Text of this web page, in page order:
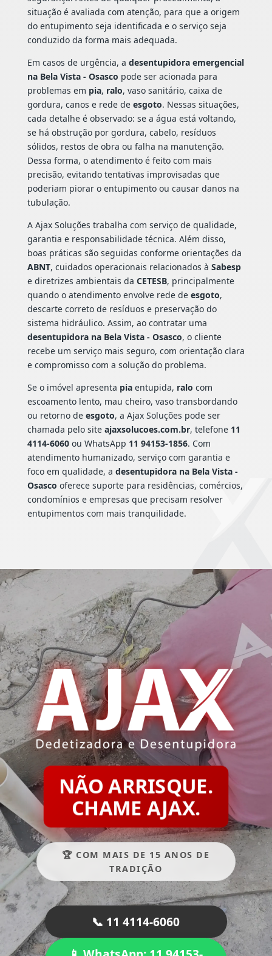
situação é avaliada com atenção, para que a origem
do entupimento seja identificada e o serviço seja
conduzido da forma mais adequada.
Em casos de urgência, a desentupidora emergencial
na Bela Vista - Osasco pode ser acionada para
problemas em pia, ralo, vaso sanitário, caixa de
gordura, canos e rede de esgoto. Nessas situações,
cada detalhe é observado: se a água está voltando,
se há obstrução por gordura, cabelo, resíduos
sólidos, restos de obra ou falha na manutenção.
Dessa forma, o atendimento é feito com mais
precisão, evitando tentativas improvisadas que
poderiam piorar o entupimento ou causar danos na
tubulação.
A Ajax Soluções trabalha com serviço de qualidade,
garantia e responsabilidade técnica. Além disso,
boas práticas são seguidas conforme orientações da
ABNT, cuidados operacionais relacionados à Sabesp
e diretrizes ambientais da CETESB, principalmente
quando o atendimento envolve rede de esgoto,
descarte correto de resíduos e preservação do
sistema hidráulico. Assim, ao contratar uma
desentupidora na Bela Vista - Osasco, o cliente
recebe um serviço mais seguro, com orientação clara
e compromisso com a solução do problema.
Se o imóvel apresenta piaentupida, ralo com
escoamento lento, mau cheiro, vaso transbordando
ou retorno de esgoto, a Ajax Soluções pode ser
chamada pelo site ajaxsolucoes.com.br, telefone 11
4114-6060ou WhatsApp 11 94153-1856. Com
atendimento humanizado, serviço com garantia e
foco em qualidade, a desentupidora na Bela Vista -
Osasco oferece suporte para residências, comércios,
condomínios e empresas que precisam resolver
entupimentos com mais tranquilidade.
NÃO ARRISQUE.
CHAME AJAX.
🏆 COM MAIS DE 15 ANOS DE
TRADIÇÃO
📞 11 4114-6060